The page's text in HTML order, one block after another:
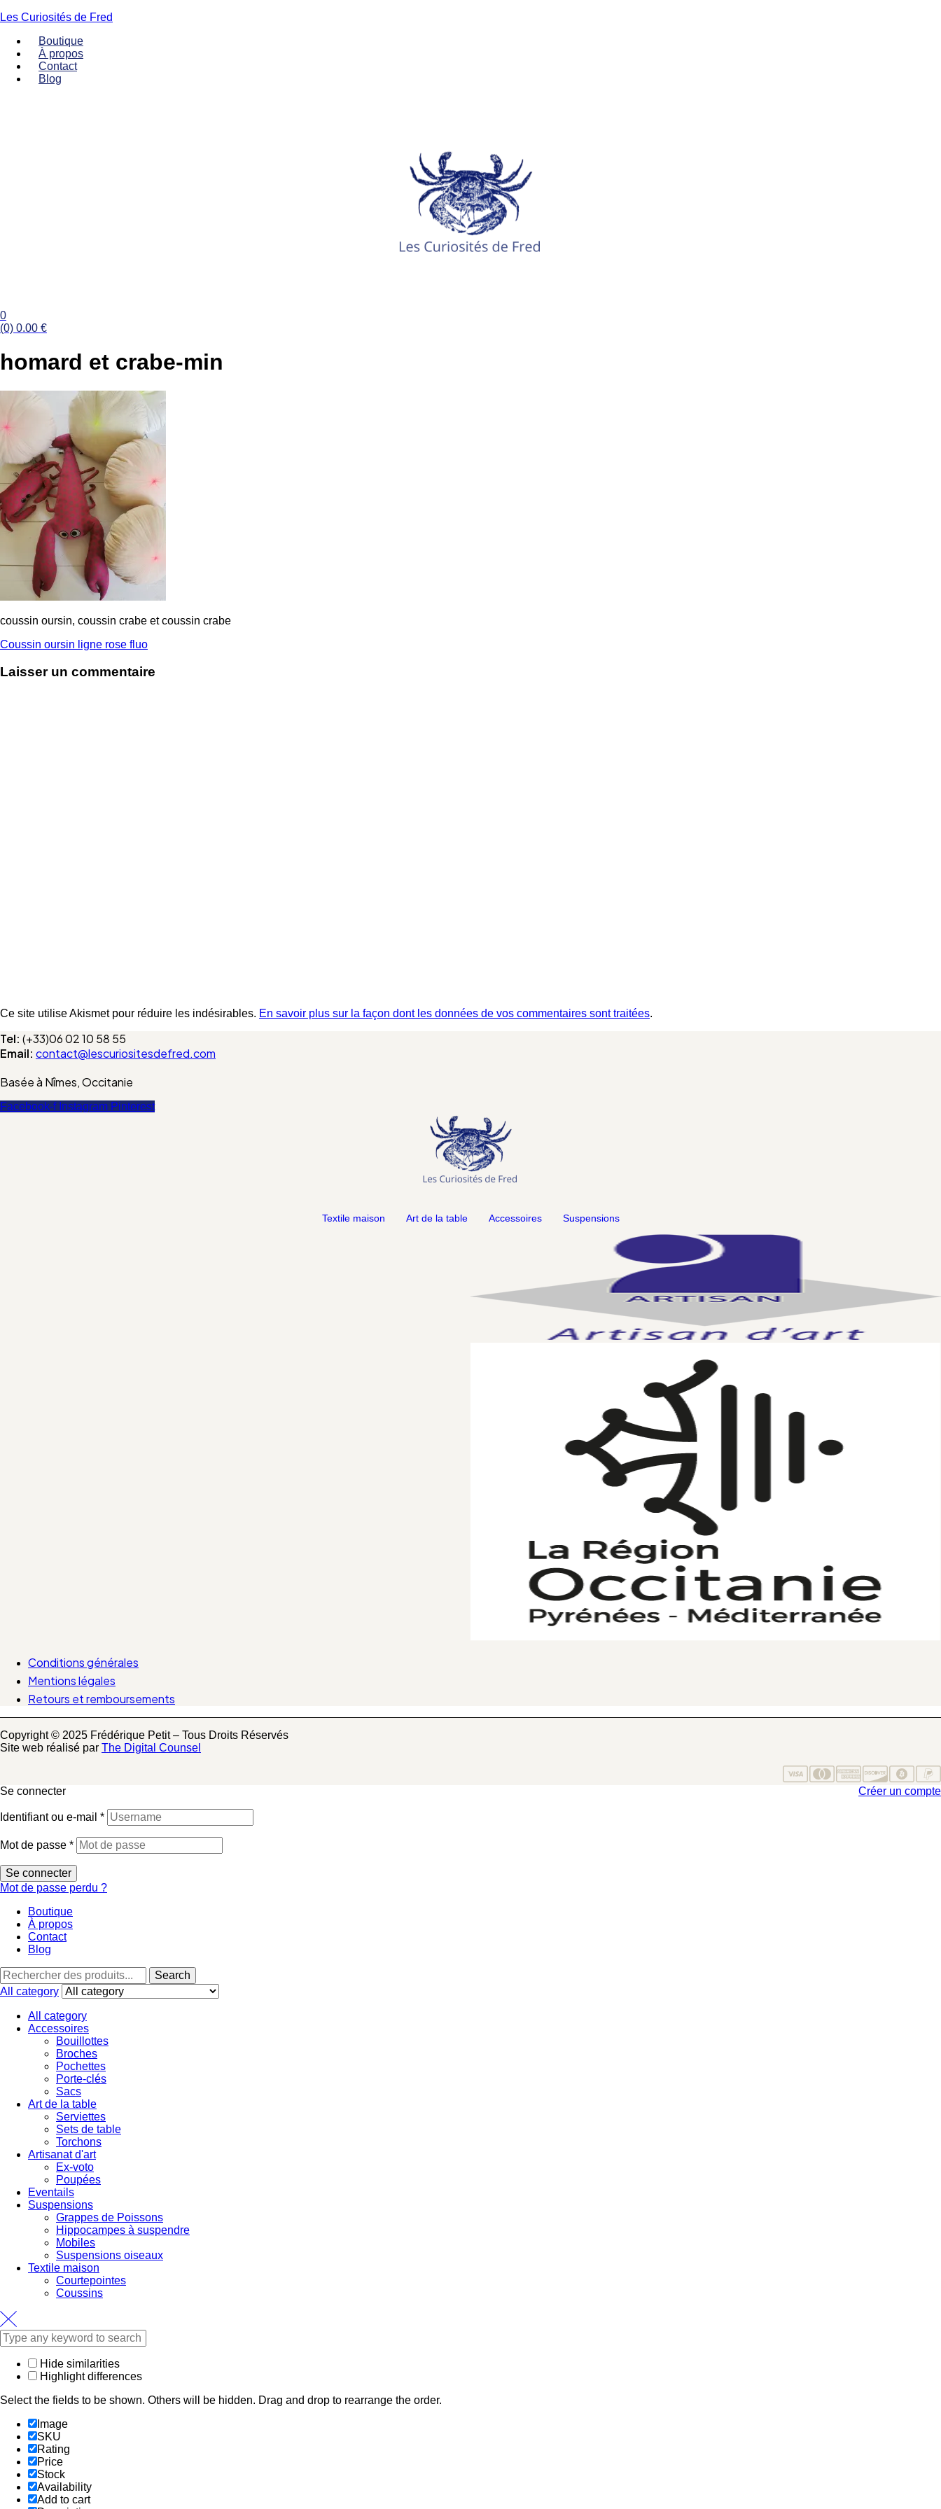
Les Curiosités de Fred
Boutique
À propos
Contact
Blog
0
(0) 0.00 €
homard et crabe-min
coussin oursin, coussin crabe et coussin crabe
Navigation
de
Coussin oursin ligne rose fluo
Laisser un commentaire
Ce site utilise Akismet pour réduire les indésirables. En savoir plus sur la façon dont les données de vos commentaires sont traitées.
Tel: (+33)06 02 10 58 55
Email: contact@lescuriositesdefred.com
Basée à Nîmes, Occitanie
Facebook-f Instagram Pinterest
Textile maison Art de la table Accessoires Suspensions
Conditions générales
Mentions légales
Retours et remboursements
Copyright © 2025 Frédérique Petit – Tous Droits Réservés
Site web réalisé par The Digital Counsel
Se connecter Créer un compte
Identifiant ou e-mail *
Mot de passe *
Se connecter
Mot de passe perdu ?
Boutique
À propos
Contact
Blog
Search
for:
Search
All category
All category
Accessoires
Bouillottes
Broches
Pochettes
Porte-clés
Sacs
Art de la table
Serviettes
Sets de table
Torchons
Artisanat d'art
Ex-voto
Poupées
Eventails
Suspensions
Grappes de Poissons
Hippocampes à suspendre
Mobiles
Suspensions oiseaux
Textile maison
Courtepointes
Coussins
Hide similarities
Highlight differences
Select the fields to be shown. Others will be hidden. Drag and drop to rearrange the order.
Image
SKU
Rating
Price
Stock
Availability
Add to cart